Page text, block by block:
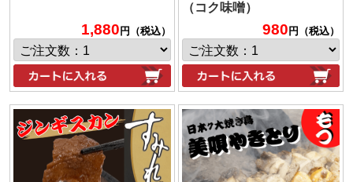
1,880 円（税込）
（コク味噌）
980 円（税込）